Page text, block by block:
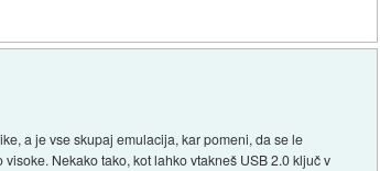
a je vse skupaj emulacija, kar pomeni, da se le
Nekako tako, kot lahko vtakneš USB 2.0 ključ v